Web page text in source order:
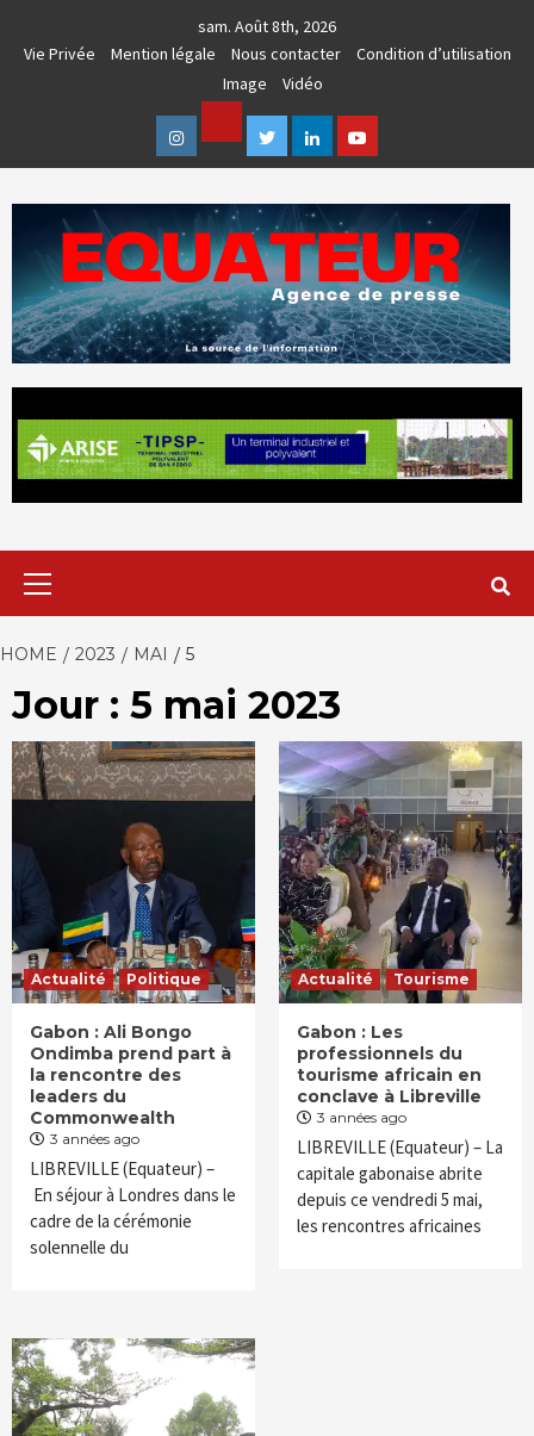
sam. Août 8th, 2026
Vie Privée
Mention légale Nous contacter
Condition d’utilisation
Image
Vidéo
Instagram
Facebook
TwitterLinkedinYoutube
EQUATEUR
HOME 2023 MAI 5
Jour : 5 mai 2023
Actualité Politique
Gabon : Ali Bongo
Ondimba prend part à
la rencontre des
leaders du
Commonwealth
3 années ago
LIBREVILLE (Equateur) –
En séjour à Londres dans le
cadre de la cérémonie
solennelle du
Actualité Tourisme
Gabon : Les
professionnels du
tourisme africain en
conclave à Libreville
3 années ago
LIBREVILLE (Equateur) – La
capitale gabonaise abrite
depuis ce vendredi 5 mai,
les rencontres africaines